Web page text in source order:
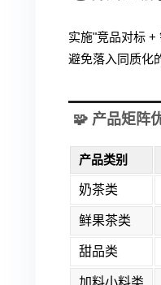
实施"竞品对标
避免落入同质化
🧩 产品矩阵
产品类别
奶茶类
鲜果茶类
甜品类
加料小料类